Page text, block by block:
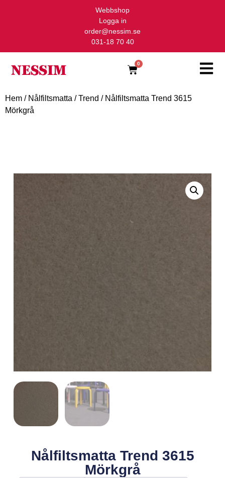
Webbshop
Logga in
order@nessim.se
031-18 70 40
0
Hem / Nålfiltsmatta /Trend / Nålfiltsmatta Trend 3615
Mörkgrå
Nålfiltsmatta Trend 3615
Mörkgrå